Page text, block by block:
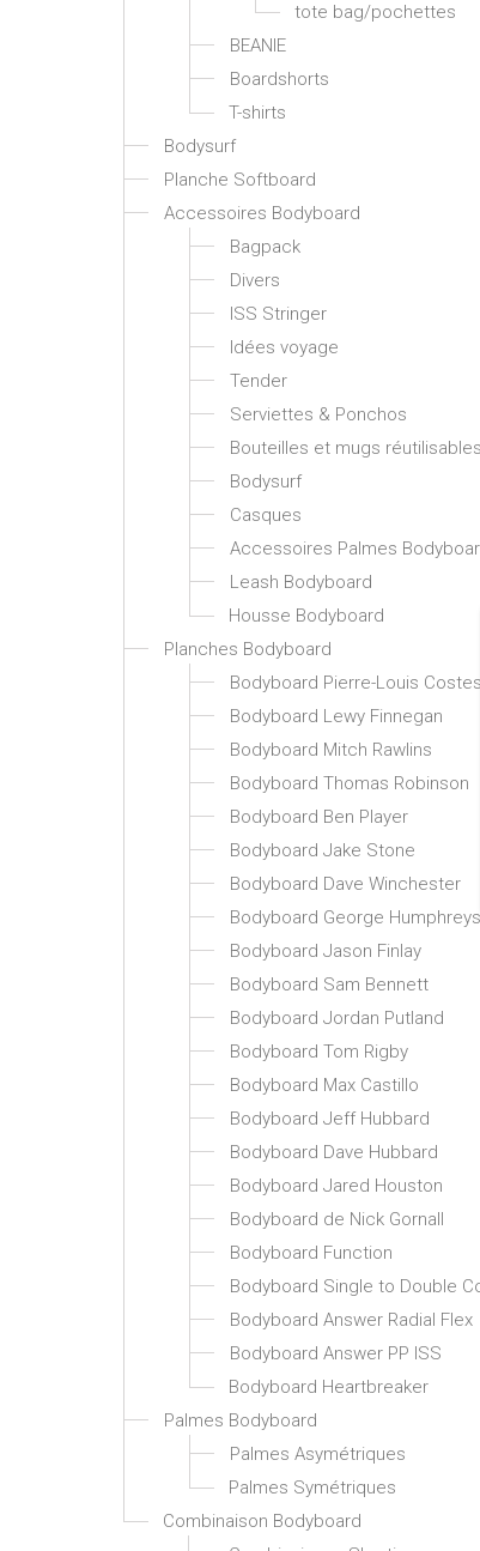
tote bag/pochettes
BEANIE
Boardshorts
T-shirts
Bodysurf
Planche Softboard
Accessoires Bodyboard
Bagpack
Divers
ISS Stringer
Idées voyage
Tender
Serviettes & Ponchos
Bouteilles et mugs réutilisables
Bodysurf
Casques
Accessoires Palmes
Leash Bodyboard
Housse Bodyboard
Planches Bodyboard
Bodyboard Pierre-Louis Costes
Bodyboard Lewy Finnegan
Bodyboard Mitch Rawlins
Bodyboard Thomas Robinson
Bodyboard Ben Player
Bodyboard Jake Stone
Bodyboard Dave Winchester
Bodyboard George Humphreys
Bodyboard Jason Finlay
Bodyboard Sam Bennett
Bodyboard Jordan Putland
Bodyboard Tom Rigby
Bodyboard Max Castillo
Bodyboard Jeff Hubbard
Bodyboard Dave Hubbard
Bodyboard Jared Houston
Bodyboard de Nick Gornall
Bodyboard Function
Bodyboard Single to Double
Bodyboard Answer Radial Flex
Bodyboard Answer PP ISS
Bodyboard Heartbreaker
Palmes Bodyboard
Palmes Asymétriques
Palmes Symétriques
Combinaison Bodyboard